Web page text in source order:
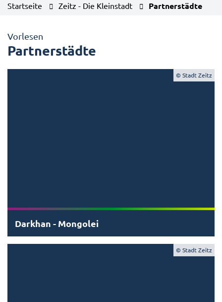
Startseite Zeitz - Die Kleinstadt Partnerstädte
Vorlesen
Partnerstädte
© Stadt Zeitz
Darkhan - Mongolei
© Stadt Zeitz